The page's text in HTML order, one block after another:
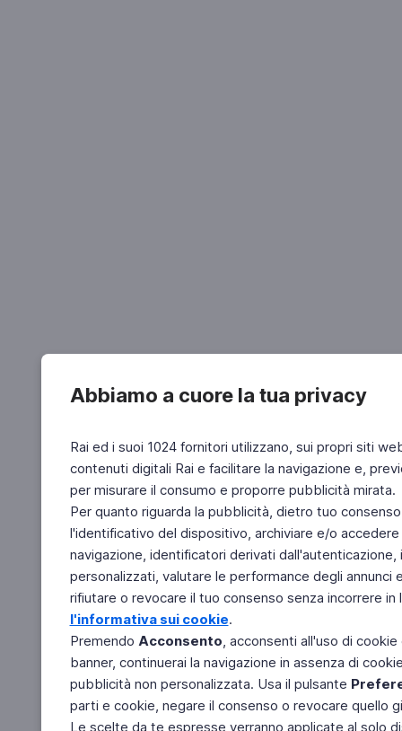
Abbiamo a cuore la tua privacy
Rai ed i suoi 1024 fornitori utilizzano, sui propri siti
contenuti digitali Rai e facilitare la navigazione e,
per misurare il consumo e proporre pubblicità mirata.
Per quanto riguarda la pubblicità, dietro tuo
l'identificativo del dispositivo, archiviare e/o
navigazione, identificatori derivati
personalizzati, valutare le performance degli
rifiutare o revocare il tuo consenso senza incorrere
l'informativa sui cookie.
Premendo Acconsento, acconsenti all'uso di
banner, continuerai la navigazione in assenza di
pubblicità non personalizzata. Usa il pulsante
parti e cookie, negare il consenso o revocare quello
Le scelte da te espresse verranno applicate al solo